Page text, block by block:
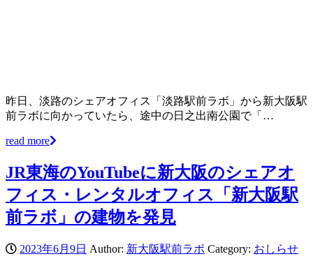
昨日、淡路のシェアオフィス「淡路駅前ラボ」から新大阪駅
前ラボに向かっていたら、途中の日之出南公園で「…
read more
JR東海のYouTubeに新大阪のシェアオ
フィス・レンタルオフィス「新大阪駅
前ラボ」の建物を発見
2023年6月9日 Author: 新大阪駅前ラボ Category: おしらせ